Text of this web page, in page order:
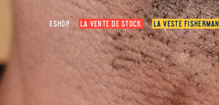
ESHOP LA VENTE DE STOCK LA VESTE FISHERMAN